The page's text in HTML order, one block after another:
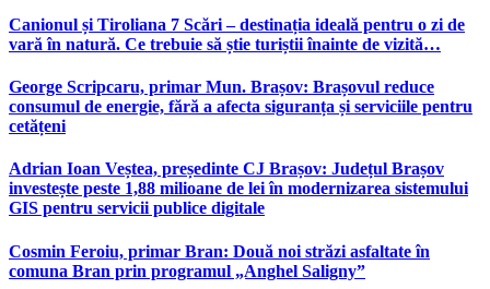
Canionul și Tiroliana 7 Scări – destinația ideală pentru o zi de
vară în natură. Ce trebuie să știe turiștii înainte de vizită…
George Scripcaru, primar Mun. Brașov: Brașovul reduce
consumul de energie, fără a afecta siguranța și serviciile pentru
cetățeni
Adrian Ioan Veștea, președinte CJ Brașov: Județul Brașov
investește peste 1,88 milioane de lei în modernizarea sistemului
GIS pentru servicii publice digitale
Cosmin Feroiu, primar Bran: Două noi străzi asfaltate în
comuna Bran prin programul „Anghel Saligny”